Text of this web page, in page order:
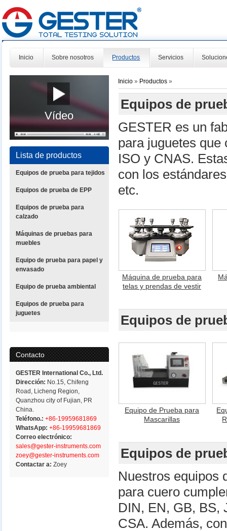
Inicio Sobre nosotros Productos Servicios
Vídeo
Lista de productos
Equipos de prueba para tejidos
Equipos de prueba de EPP
Equipos de prueba para
calzado
Máquinas de pruebas para
muebles
Equipo de prueba para papel y
envasado
Equipo de prueba ambiental
Equipos de prueba para
juguetes
Contacto
GESTER International Co., Ltd.
Dirección: No.15, Chifeng
Road, Licheng Region,
Quanzhou city of Fujian, PR
China.
Teléfono.: +86-19959681869
WhatsApp: +86-19959681869
Correo electrónico:
sales@gester-instruments.com
zoey@gester-instruments.com
Contactar a:Zoey
Inicio » Productos»
Equipos de
GESTER es un
para juguetes que
ISO y CNAS.
con los
etc.
Máquina de prueba para
telas y prendas de vestir
Equipos de
Equipo de Prueba para
Mascarillas
Equipos de
Nuestros equipos
para cuero
DIN, EN, GB, BS,
CSA. Además,